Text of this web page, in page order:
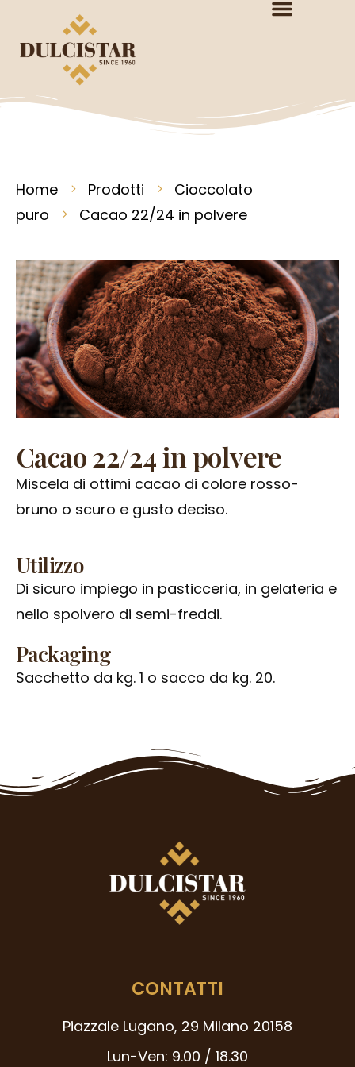
Home Prodotti
Cioccolato
puro
Cacao 22/24 in polvere
Cacao 22/24 in polvere
Miscela di ottimi cacao di colore rosso-
bruno o scuro e gusto deciso.
Utilizzo
Di sicuro impiego in pasticceria, in gelateria e
nello spolvero di semi-freddi.
Packaging
Sacchetto da kg. 1 o sacco da kg. 20.
CONTATTI
Piazzale Lugano, 29 Milano 20158
Lun-Ven: 9.00 / 18.30